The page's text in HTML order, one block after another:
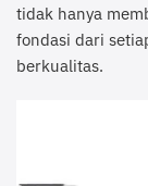
tidak hanya
fondasi dari
berkualitas.